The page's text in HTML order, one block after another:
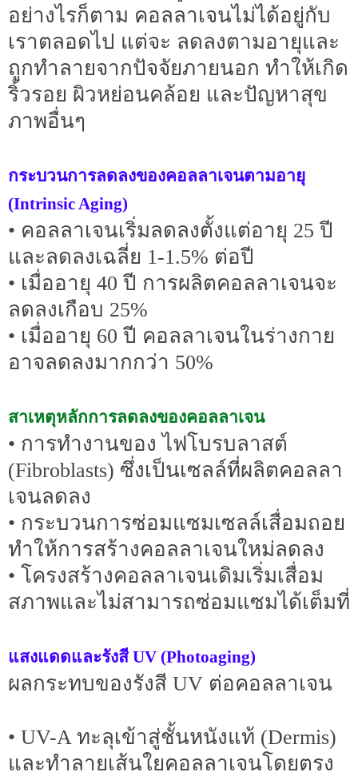
อย่างไรก็ตาม คอลลาเจนไม่ได้อยู่กับ
เราตลอดไป แต่จะ ลดลงตามอายุและ
ถูกทำลายจากปัจจัยภายนอก ทำให้เกิด
ริ้วรอย ผิวหย่อนคล้อย และปัญหาสุข
ภาพอื่นๆ
กระบวนการลดลงของคอลลาเจนตามอายุ
(Intrinsic Aging)
• คอลลาเจนเริ่มลดลงตั้งแต่อายุ 25 ปี
และลดลงเฉลี่ย 1-1.5% ต่อปี
• เมื่ออายุ 40 ปี การผลิตคอลลาเจนจะ
ลดลงเกือบ 25%
• เมื่ออายุ 60 ปี คอลลาเจนในร่างกาย
อาจลดลงมากกว่า 50%
สาเหตุหลักการลดลงของคอลลาเจน
• การทำงานของ ไฟโบรบลาสต์
(Fibroblasts) ซึ่งเป็นเซลล์ที่ผลิตคอลลา
เจนลดลง
• กระบวนการซ่อมแซมเซลล์เสื่อมถอย
ทำให้การสร้างคอลลาเจนใหม่ลดลง
• โครงสร้างคอลลาเจนเดิมเริ่มเสื่อม
สภาพและไม่สามารถซ่อมแซมได้เต็มที่
แสงแดดและรังสี UV (Photoaging)
ผลกระทบของรังสี UV ต่อคอลลาเจน
• UV-A ทะลุเข้าสู่ชั้นหนังแท้ (Dermis)
และทำลายเส้นใยคอลลาเจนโดยตรง